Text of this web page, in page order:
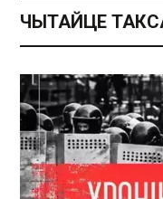
ЧЫТАЙЦЕ